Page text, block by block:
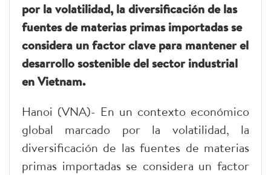
por la volatilidad, la diversificación de las
fuentes de materias primas importadas se
considera un factor clave para mantener el
desarrollo sostenible del sector industrial
en Vietnam.
Hanoi (VNA)- En un contexto económico
global marcado por la volatilidad, la
diversificación de las fuentes de materias
primas importadas se considera un factor